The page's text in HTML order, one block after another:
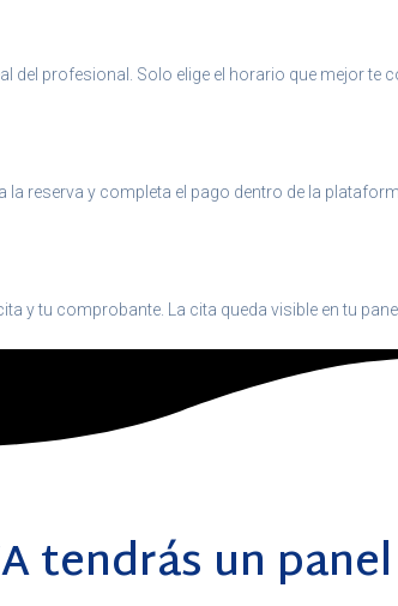
del profesional. Solo elige el horario que mejor te
reserva y completa el pago dentro de la
y tu comprobante. La cita queda visible en tu
tendrás un